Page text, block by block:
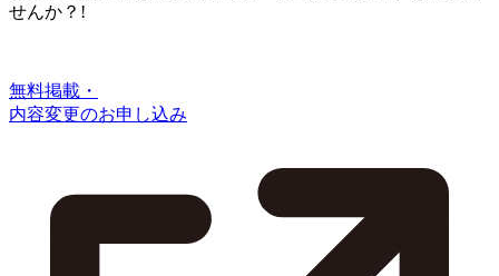
せんか？!
無料掲載・
内容変更のお申し込み